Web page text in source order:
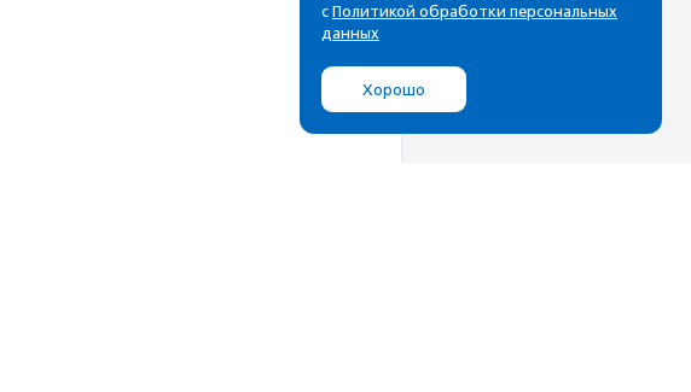
Рассылка
Cамые свежие новости,
почтовом ящике
с Политикой обработки персональных
данных
Хорошо